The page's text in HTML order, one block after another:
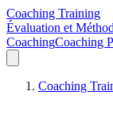
Coaching Training
Évaluation et
CoachingCoaching
Coaching